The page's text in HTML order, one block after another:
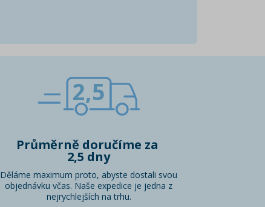
2,5
Průměrně doručíme za
2,5 dny
Děláme maximum proto, abyste dostali svou
objednávku včas. Naše expedice je jedna z
nejrychlejších na trhu.